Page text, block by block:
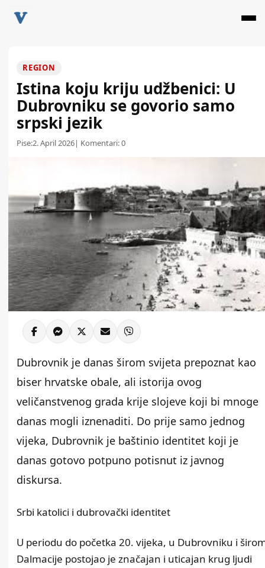
REGION
Istina koju kriju udžbenici: U
Dubrovniku se govorio samo
srpski jezik
Pise:2. April 2026| Komentari:0
Dubrovnik je danas širom svijeta prepoznat kao
biser hrvatske obale, ali istorija ovog
veličanstvenog grada krije slojeve koji bi mnoge
danas mogli iznenaditi. Do prije samo jednog
vijeka, Dubrovnik je baštinio identitet koji je
danas gotovo potpuno potisnut iz javnog
diskursa.
Srbi katolici i dubrovački identitet
U periodu do početka 20. vijeka, u Dubrovniku i
Dalmacije postojao je značajan i uticajan krug ljudi